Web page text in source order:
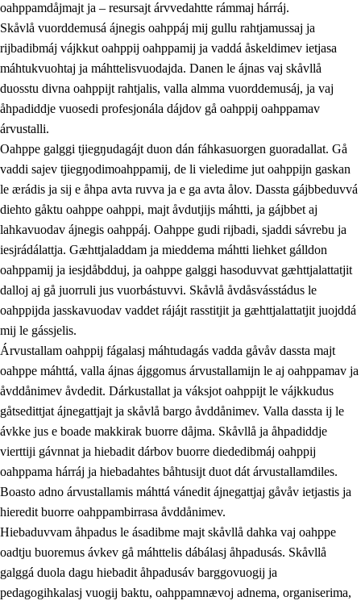
3.1 Sebrudahtte oahppambirás
3.2 Åhpadibme ja hiebadum åhpadus
3.3 Aktisasjbarggo sijda ja skåvlå gaskan
3.4 Åhpadus åhpadusvidnudagán ja barggoiellemin
3.5 Profesjåvnåaktisasjvuohta ja skåvllååvddånibme
oahppamdåjmajt ja – resursajt árvvedahtte rámmaj hárráj.
Skåvlå vuorddemusá ájnegis oahppáj mij gullu rahtjamussaj ja
rijbadibmáj vájkkut oahppij oahppamij ja vaddá åskeldimev ietjasa
máhtukvuohtaj ja máhttelisvuodajda. Danen le ájnas vaj skåvllå
duosstu divna oahppijt rahtjalis, valla almma vuorddemusáj, ja vaj
åhpadiddje vuosedi profesjonála dájdov gå oahppij oahppamav
árvustalli.
Oahppe galggi tjiegŋudagájt duon dán fáhkasuorgen guoradallat. Gå
vaddi sajev tjiegŋodimoahppamij, de li vieledime jut oahppijn gaskan
le ærádis ja sij e åhpa avta ruvva ja e ga avta ålov. Dassta gájbbeduvvá
diehto gåktu oahppe oahppi, majt åvdutjijs máhtti, ja gájbbet aj
lahkavuodav ájnegis oahppáj. Oahppe gudi rijbadi, sjaddi sávrebu ja
iesjrádálattja. Gæhttjaladdam ja mieddema máhtti liehket gálldon
oahppamij ja iesjdåbdduj, ja oahppe galggi hasoduvvat gæhttjalattatjit
dalloj aj gå juorruli jus vuorbástuvvi. Skåvlå åvdåsvásstádus le
oahppijda jasskavuodav vaddet rájájt rasstitjit ja gæhttjalattatjit juojddá
mij le gássjelis.
Árvustallam oahppij fágalasj máhtudagás vadda gåvåv dassta majt
oahppe máhttá, valla ájnas ájggomus árvustallamijn le aj oahppamav ja
åvddånimev åvdedit. Dárkustallat ja váksjot oahppijt le vájkkudus
gåtsedittjat ájnegattjajt ja skåvlå bargo åvddånimev. Valla dassta ij le
ávkke jus e boade makkirak buorre dåjma. Skåvllå ja åhpadiddje
vierttiji gávnnat ja hiebadit dárbov buorre diededibmáj oahppij
oahppama hárráj ja hiebadahtes båhtusijt duot dát árvustallamdiles.
Boasto adno árvustallamis máhttá vánedit ájnegattjaj gåvåv ietjastis ja
hieredit buorre oahppambirrasa åvddånimev.
Hiebaduvvam åhpadus le ásadibme majt skåvllå dahka vaj oahppe
oadtju buoremus ávkev gå máhttelis dábálasj åhpadusás. Skåvllå
galggá duola dagu hiebadit åhpadusáv barggovuogij ja
pedagogihkalasj vuogij baktu, oahppamnævoj adnema, organiserima,